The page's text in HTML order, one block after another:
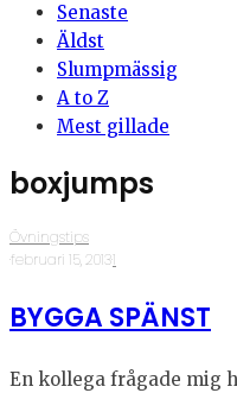
Senaste
Äldst
Slumpmässig
A to Z
Mest gillade
boxjumps
Övningstips
·februari 15, 2013·1
BYGGA SPÄNST
En kollega frågade mig